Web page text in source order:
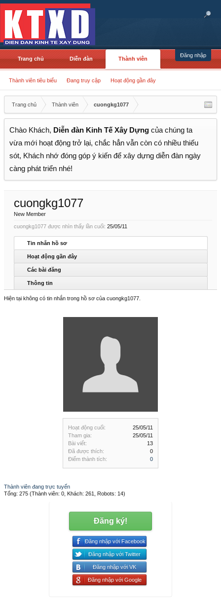
Đăng nhập
Trang chủ Diễn đàn Thành viên
Thành viên tiêu biểu Đang truy cập Hoạt động gần đây
Trang chủ Thành viên cuongkg1077
Chào Khách, Diễn đàn Kinh Tế Xây Dựng của chúng ta
vừa mới hoạt động trở lại, chắc hẳn vẫn còn có nhiều thiếu
sót, Khách nhớ đóng góp ý kiến để xây dựng diễn đàn ngày
càng phát triển nhé!
Hoạt động cuối:
25/05/11
Tham gia:
25/05/11
Bài viết:
13
Đã được thích:
0
Điểm thành tích:
0
cuongkg1077
New Member
cuongkg1077 được nhìn thấy lần cuối: 25/05/11
Tin nhắn hồ sơ
Hoạt động gần đây
Các bài đăng
Thông tin
Hiện tại không có tin nhắn trong hồ sơ của cuongkg1077.
Thành viên đang trực tuyến
Tổng: 275 (Thành viên: 0, Khách: 261, Robots: 14)
Đăng ký!
Đăng nhập với Facebook
Đăng nhập với Twitter
Đăng nhập với VK
Đăng nhập với Google